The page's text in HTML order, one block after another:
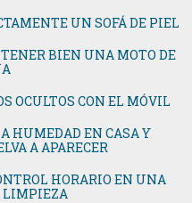
UN SOFÁ DE PIEL
BIEN UNA MOTO DE
OCULTOS CON EL MÓVIL
HUMEDAD EN CASA Y
A APARECER
HORARIO EN UNA
LIMPIEZA